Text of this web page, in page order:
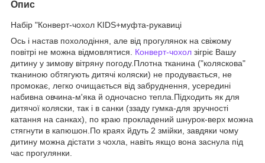
Опис
Набір "Конверт-чохол KIDS+муфта-рукавиці
Ось і настав похолодіння, але від прогулянок на свіжому
повітрі не можна відмовлятися. Конверт-чохол зігріє Вашу
дитину у зимову вітряну погоду.Плотна тканина ("коляскова"
тканиною обтягують дитячі коляски) не продувається, не
промокає, легко очищається від забруднення, усередині
набивна овчина-м'яка й одночасно тепла.Підходить як для
дитячої коляски, так і в санки (ззаду гумка-для зручності
катання на санках), по краю прокладений шнурок-верх можна
стягнути в капюшон.По краях йдуть 2 змійки, завдяки чому
дитину можна дістати з чохла, навіть якщо вона заснула під
час прогулянки.